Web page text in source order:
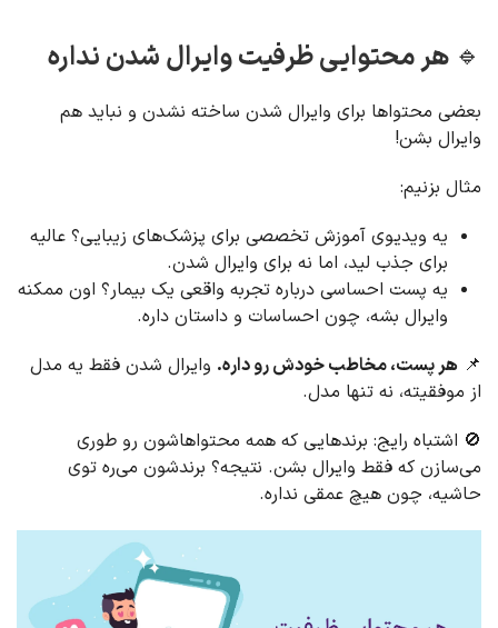
🔹 هر محتوایی ظرفیت وایرال شدن نداره
بعضی محتواها برای وایرال شدن ساخته نشدن و نباید هم
وایرال بشن!
مثال بزنیم:
یه ویدیوی آموزش تخصصی برای پزشک‌های زیبایی؟ عالیه
برای جذب لید، اما نه برای وایرال شدن.
یه پست احساسی درباره تجربه واقعی یک بیمار؟ اون ممکنه
وایرال بشه، چون احساسات و داستان داره.
📌 هر پست، مخاطب خودش رو داره. وایرال شدن فقط یه مدل
از موفقیته، نه تنها مدل.
🚫 اشتباه رایج: برندهایی که همه محتواهاشون رو طوری
می‌سازن که فقط وایرال بشن. نتیجه؟ برندشون می‌ره توی
حاشیه، چون هیچ عمقی نداره.